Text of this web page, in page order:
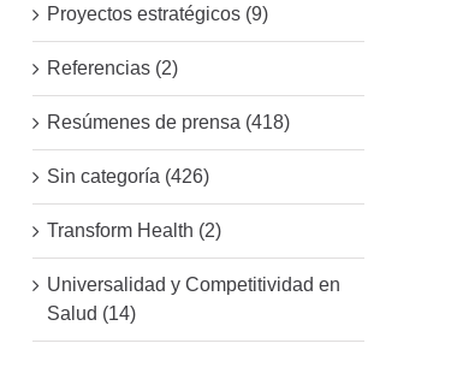
Proyectos estratégicos (9)
Referencias (2)
Resúmenes de prensa (418)
Sin categoría (426)
Transform Health (2)
Universalidad y Competitividad en
Salud (14)